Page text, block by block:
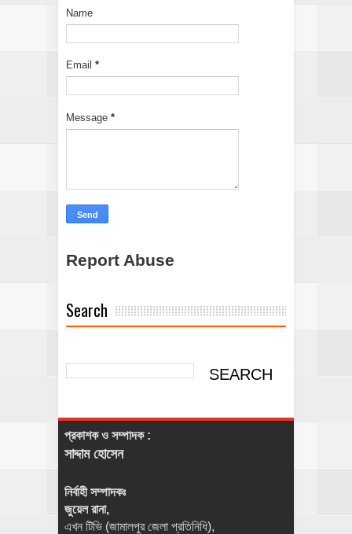
Name
Email *
Message *
Report Abuse
Search
প্রকাশক ও সম্পাদক :
সাদ্দাম হোসেন
নির্বাহী সম্পাদকঃ
জুয়েল রানা,
এখন টিভি (জামালপুর জেলা প্রতিনিধি),